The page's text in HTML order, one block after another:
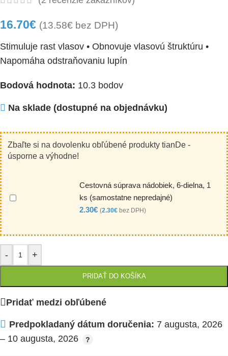
16.70€ (13.58€ bez DPH)
Stimuluje rast vlasov • Obnovuje vlasovú štruktúru •
Napomáha odstraňovaniu lupín
Bodová hodnota: 10.3 bodov
Na sklade (dostupné na objednávku)
Zbaľte si na dovolenku obľúbené produkty tianDe -
úsporne a výhodne!
Cestovná súprava nádobiek, 6-dielna, 1
ks (samostatne nepredajné)
2.30€ (2.30€ bez DPH)
- +
PRIDAŤ DO KOŠÍKA
Pridať medzi obľúbené
Predpokladaný dátum doručenia: 7 augusta, 2026
– 10 augusta, 2026